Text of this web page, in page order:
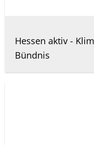
Hessen aktiv -
Bündnis